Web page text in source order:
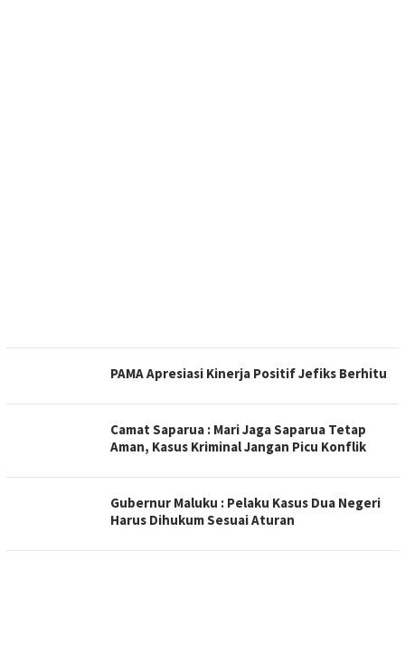
PAMA Apresiasi Kinerja Positif Jefiks Berhitu
Camat Saparua : Mari Jaga Saparua Tetap
Aman, Kasus Kriminal Jangan Picu Konflik
Gubernur Maluku : Pelaku Kasus Dua Negeri
Harus Dihukum Sesuai Aturan